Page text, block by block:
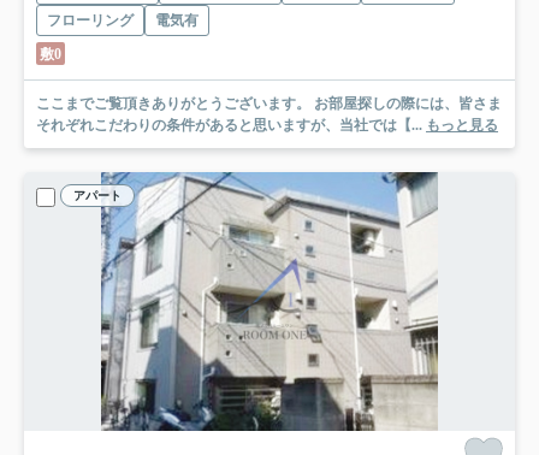
フローリング
電気有
敷0
ここまでご覧頂きありがとうございます。 お部屋探しの際には、皆さま
それぞれこだわりの条件があると思いますが、当社では【... もっと見る
アパート